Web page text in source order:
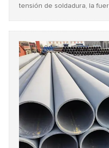
tensión de soldadura, la
pronunciada y una gran
afecta el uso seguro de las
defecto de proceso muy
soldadura tiene un cierto